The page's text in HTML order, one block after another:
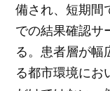
備され、短期間
での結果確認サ
る。患者層が幅
る都市環境にお